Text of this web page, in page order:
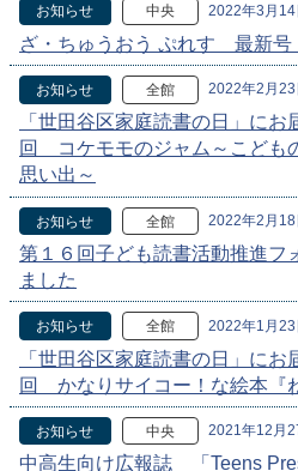
お知らせ 中央 2022年3月14
ざ・ちゅうおう ぷれす 最新号
お知らせ 全館 2022年2月23
「世田谷区家庭読書の日」に
回 コケモモのジャム～こども
思い出～
お知らせ 全館 2022年2月18
第１６回子ども読書活動推進フ
ました
お知らせ 全館 2022年1月23
「世田谷区家庭読書の日」に
回 かなりサイコー！な絵本『
お知らせ 中央 2021年12月
中高生向け広報誌 「Teens